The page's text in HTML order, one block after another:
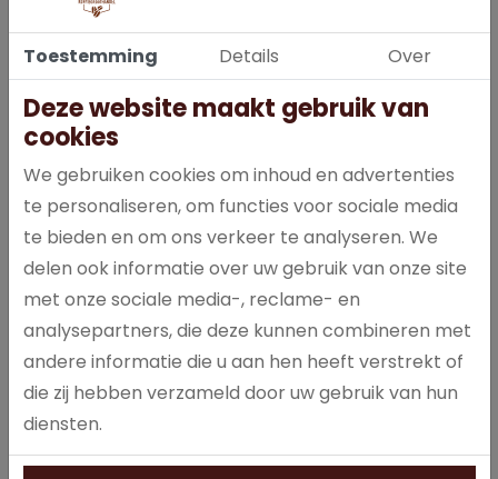
Fanta Orange 20cl in een krat van 24 flesjes biedt de
verfrissende sinaasappelsmaak van Fanta, ideaal voor horeca,
Specificaties
Artikelnummer 000016
Toestemming Details Over
Deze website maakt gebruik van
cookies
We gebruiken cookies om inhoud en advertenties
te personaliseren, om functies voor sociale media
te bieden en om ons verkeer te analyseren. We
delen ook informatie over uw gebruik van onze site
met onze sociale media-, reclame- en
analysepartners, die deze kunnen combineren met
andere informatie die u aan hen heeft verstrekt of
die zij hebben verzameld door uw gebruik van hun
diensten.